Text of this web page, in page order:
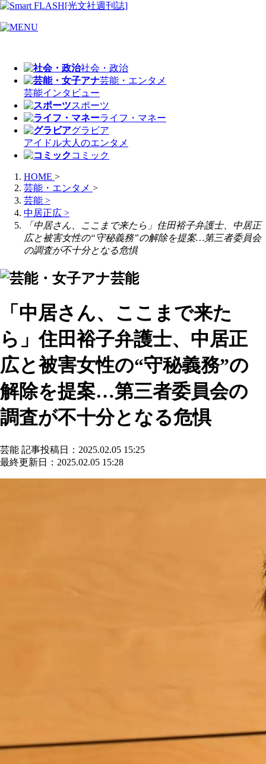
社会・政治
芸能・エンタメ
芸能インタビュー
スポーツ
ライフ・マネー
グラビア
アイドル大人のエンタメ
コミック
HOME >
芸能・エンタメ >
芸能 >
中居正広 >
「中居さん、ここまで来たら」住田裕子弁護士、中居正
広と被害女性の“守秘義務”の解除を提案…第三者委員会
の調査が不十分となる危惧
芸能
「中居さん、ここまで来た
ら」住田裕子弁護士、中居正
広と被害女性の“守秘義務”の
解除を提案…第三者委員会の
調査が不十分となる危惧
芸能 記事投稿日：2025.02.05 15:25
最終更新日：2025.02.05 15:28